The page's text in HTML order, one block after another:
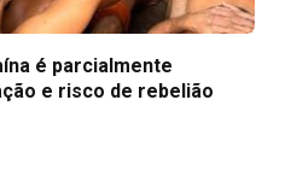
é parcialmente
e risco de rebelião